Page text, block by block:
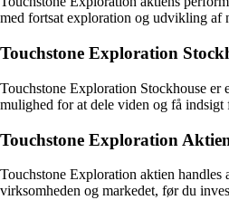
med fortsat exploration og udvikling af
Touchstone Exploration
Touchstone Exploration Stockhouse
mulighed for at dele viden og få indsigt
Touchstone Exploration
Touchstone Exploration aktien
virksomheden og markedet, før du